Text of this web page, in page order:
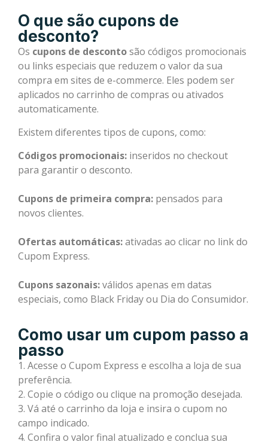
O que são cupons de
desconto?
Os cupons de descontosão códigos promocionais
ou links especiais que reduzem o valor da sua
compra em sites de e-commerce. Eles podem ser
aplicados no carrinho de compras ou ativados
automaticamente.
Existem diferentes tipos de cupons, como:
Códigos promocionais: inseridos no checkout
para garantir o desconto.
Cupons de primeira compra: pensados para
novos clientes.
Ofertas automáticas:ativadas ao clicar no link do
Cupom Express.
Cupons sazonais:válidos apenas em datas
especiais, como Black Friday ou Dia do Consumidor.
Como usar um cupom passo a
passo
1. Acesse o Cupom Express e escolha a loja de sua
preferência.
2. Copie o código ou clique na promoção desejada.
3. Vá até o carrinho da loja e insira o cupom no
campo indicado.
4. Confira o valor final atualizado e conclua sua